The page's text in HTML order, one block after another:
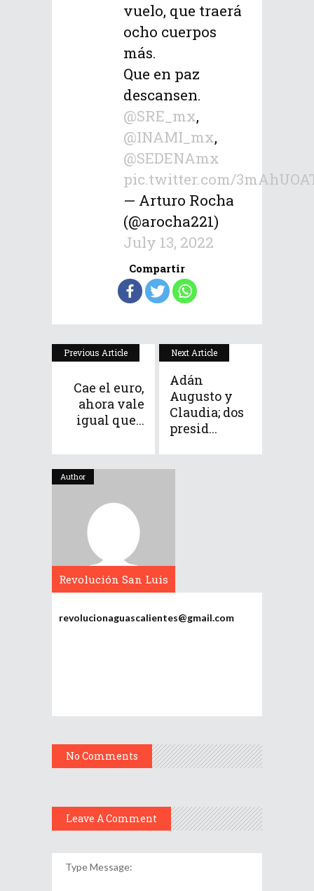
vuelo, que traerá
ocho cuerpos
más.
Que en paz
descansen.
@SRE_mx,
@INAMI_mx,
@SEDENAmx
pic.twitter.com/
— Arturo Rocha
(@arocha221)
July 13, 2022
Compartir
Previous Article
Cae el euro,
ahora vale
igual que...
Next Article
Adán
Augusto y
Claudia; dos
presid...
Author
Revolución San Luis
revolucionaguascalientes@gmail.com
No Comments
Leave A Comment